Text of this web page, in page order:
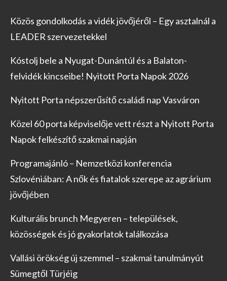
Közös gondolkodás a vidék jövőjéről – Egy asztalnál a
LEADER szervezetekkel
Kóstolj bele a Nyugat-Dunántúl és a Balaton-
felvidék kincseibe! Nyitott Porta Napok 2026
Nyitott Porta népszerűsítő családi nap Vasváron
Közel 60 porta képviselője vett részt a Nyitott Porta
Napok felkészítő szakmai napján
Programajánló – Nemzetközi konferencia
Szlovéniában: A nők és fiatalok szerepe az agrárium
jövőjében
Kulturális brunch Megyeren – települések,
közösségek és jó gyakorlatok találkozása
Vallási örökség új szemmel – szakmai tanulmányút
Sümegtől Türjéig